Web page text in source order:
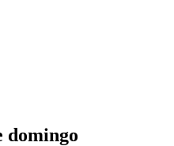
domingo